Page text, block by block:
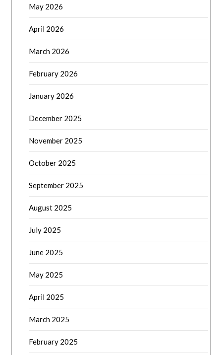
May 2026
April 2026
March 2026
February 2026
January 2026
December 2025
November 2025
October 2025
September 2025
August 2025
July 2025
June 2025
May 2025
April 2025
March 2025
February 2025